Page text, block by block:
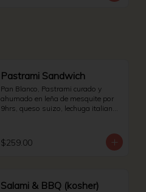
Pastrami Sandwich
Pan Blanco, Pastrami curado y
ahumado en leña de mesquite por
9hrs, queso suizo, lechuga italiana
$259.00
Salami & BBQ (kosher)